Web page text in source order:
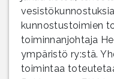
kunnostustoimien
toiminnanjohtaja
ympäristö ry:stä.
toimintaa